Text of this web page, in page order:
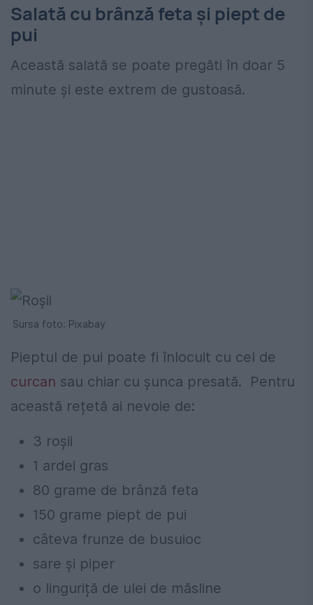
Salată cu brânză feta și piept de
pui
Această salată se poate pregăti în doar 5
minute și este extrem de gustoasă.
Sursa foto: Pixabay
Pieptul de pui poate fi înlocuit cu cel de
curcan sau chiar cu șunca presată.
Pentru
această rețetă ai nevoie de:
3 roșii
1 ardei gras
80 grame de brânză feta
150 grame piept de pui
câteva frunze de busuioc
sare și piper
o linguriță de ulei de măsline